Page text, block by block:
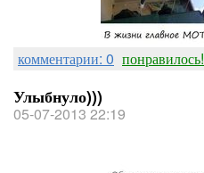
комментарии: 0 понравилось!
Улыбнуло)))
05-07-2013 22:19